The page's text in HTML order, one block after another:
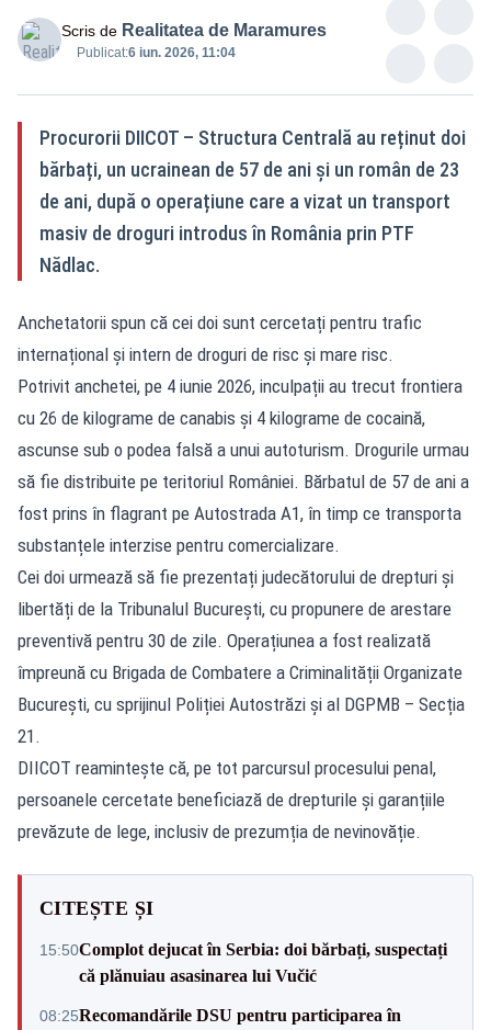
Scris de Realitatea de Maramures
Publicat:6 iun. 2026, 11:04
Procurorii DIICOT – Structura Centrală au reținut doi
bărbați, un ucrainean de 57 de ani și un român de 23
de ani, după o operațiune care a vizat un transport
masiv de droguri introdus în România prin PTF
Nădlac.
Anchetatorii spun că cei doi sunt cercetați pentru trafic
internațional și intern de droguri de risc și mare risc.
Potrivit anchetei, pe 4 iunie 2026, inculpații au trecut frontiera
cu 26 de kilograme de canabis și 4 kilograme de cocaină,
ascunse sub o podea falsă a unui autoturism. Drogurile urmau
să fie distribuite pe teritoriul României. Bărbatul de 57 de ani a
fost prins în flagrant pe Autostrada A1, în timp ce transporta
substanțele interzise pentru comercializare.
Cei doi urmează să fie prezentați judecătorului de drepturi și
libertăți de la Tribunalul București, cu propunere de arestare
preventivă pentru 30 de zile. Operațiunea a fost realizată
împreună cu Brigada de Combatere a Criminalității Organizate
București, cu sprijinul Poliției Autostrăzi și al DGPMB – Secția
21.
DIICOT reamintește că, pe tot parcursul procesului penal,
persoanele cercetate beneficiază de drepturile și garanțiile
prevăzute de lege, inclusiv de prezumția de nevinovăție.
CITEȘTE ȘI
15:50Complot dejucat în Serbia: doi bărbați, suspectați
că plănuiau asasinarea lui Vučić
08:25Recomandările DSU pentru participarea în